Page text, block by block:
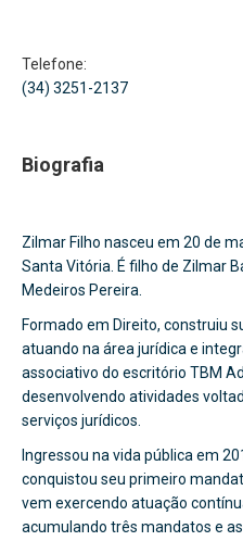
Telefone:
(34) 3251-2137
Biografia
Zilmar Filho nasceu em 20 de
Santa Vitória. É filho de Zilmar
Medeiros Pereira.
Formado em Direito, construiu
atuando na área jurídica e
associativo do escritório TBM
desenvolvendo atividades
serviços jurídicos.
Ingressou na vida pública em
conquistou seu primeiro
vem exercendo atuação
acumulando três mandatos e